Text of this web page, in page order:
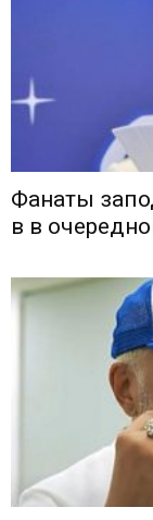
Фанаты
в в